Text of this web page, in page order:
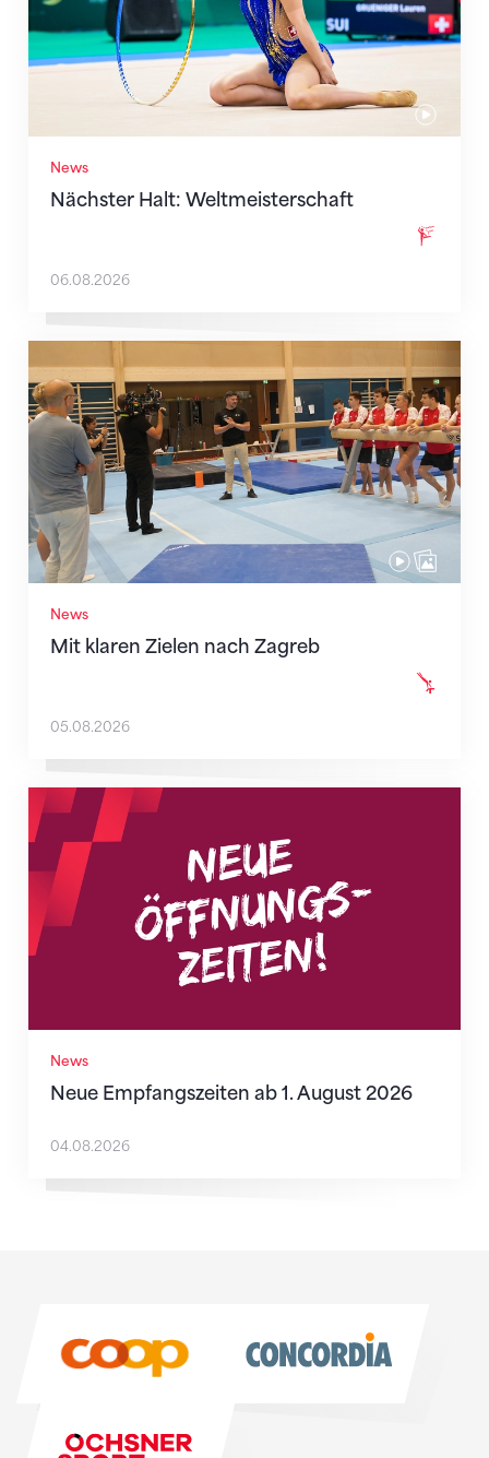
News
Nächster Halt: Weltmeisterschaft
06.08.2026
News
Mit klaren Zielen nach Zagreb
Mit klaren Zielen nach Zagreb
05.08.2026
News
Neue Empfangszeiten ab 1. August 2026
Neue Empfangszeiten ab 1. August 2026
04.08.2026